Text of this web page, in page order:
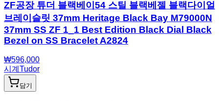
ZF공장 튜더 블랙베이54 스틸 블랙베젤 블랙다이얼
브레이슬릿 37mm Heritage Black Bay M79000N
37mm SS ZF 1_1 Best Edition Black Dial Black
Bezel on SS Bracelet A2824
₩596,000
시계 Tudor
담기